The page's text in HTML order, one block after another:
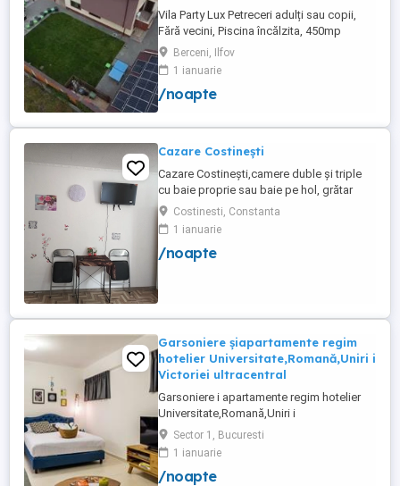
Vila Party Lux Petreceri adulți sau copii,
Fără vecini, Piscina încălzita, 450mp
S+P+2E lângă București ( Berceni- Ilfov) ,
asfalt, Uber Bolt ,pentru cazare regim
hotelier, petreceri copii, pool party 30 ,
onomastici , nunti , botezuri, team building
party, ...
Berceni, Ilfov
1 ianuarie
/noapte
Cazare Costinești
Cazare Costinești,camere duble și triple
cu baie proprie sau baie pe hol, grătar
frigider curte,parcare proprie , prețuri
începând de la 150 lei pe noapte,telefon
Costinesti, Constanta
1 ianuarie
/noapte
Garsoniere șiapartamente regim
hotelier Universitate,Romană,Uniri i
Victoriei ultracentral
Garsoniere i apartamente regim hotelier
Universitate,Romană,Uniri i
Victoriei,renovate recent i utilate complet.
Preț: De la 120-200 lei pentru 3 ore Preț
garsoniere 120-200 lei pentru noapte Preț
apartamente 200-300 lei pentru noapte
Sector 1, Bucuresti
1 ianuarie
/noapte